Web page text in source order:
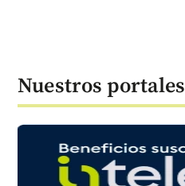
Nuestros portales